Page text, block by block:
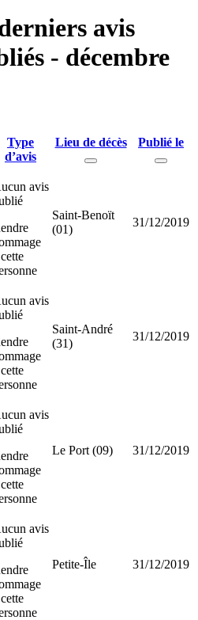
avis
- décembre
Type
d’avis
Lieu de décès Publié le
avis
Saint-Benoït
(01)
31/12/2019
avis
Saint-André
(31)
31/12/2019
avis
Le Port (09) 31/12/2019
avis
Petite-Île 31/12/2019